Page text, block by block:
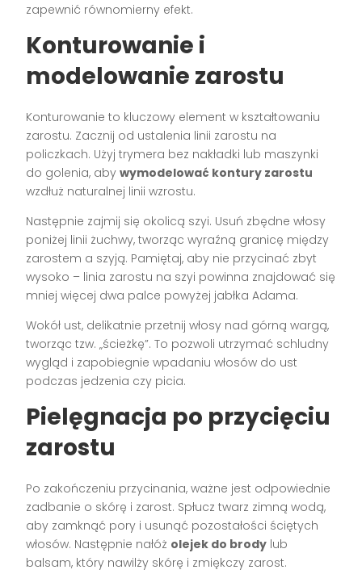
zapewnić równomierny efekt.
Konturowanie i
modelowanie zarostu
Konturowanie to kluczowy element w kształtowaniu
zarostu. Zacznij od ustalenia linii zarostu na
policzkach. Użyj trymera bez nakładki lub maszynki
do golenia, abywymodelować kontury zarostu
wzdłuż naturalnej linii wzrostu.
Następnie zajmij się okolicą szyi. Usuń zbędne włosy
poniżej linii żuchwy, tworząc wyraźną granicę między
zarostem a szyją. Pamiętaj, aby nie przycinać zbyt
wysoko – linia zarostu na szyi powinna znajdować się
mniej więcej dwa palce powyżej jabłka Adama.
Wokół ust, delikatnie przetnij włosy nad górną wargą,
tworząc tzw. „ścieżkę”. To pozwoli utrzymać schludny
wygląd i zapobiegnie wpadaniu włosów do ust
podczas jedzenia czy picia.
Pielęgnacja po przycięciu
zarostu
Po zakończeniu przycinania, ważne jest odpowiednie
zadbanie o skórę i zarost. Spłucz twarz zimną wodą,
aby zamknąć pory i usunąć pozostałości ściętych
włosów. Następnie nałóż olejek do brody lub
balsam, który nawilży skórę i zmiękczy zarost.